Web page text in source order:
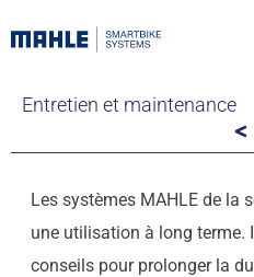
Entretien et maintenance
Les systèmes MAHLE de la
une utilisation à long terme.
conseils pour prolonger la